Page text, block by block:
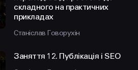
складного на практичних
прикладах
Станіслав Говорухін
Заняття 12. Публікація і SEO